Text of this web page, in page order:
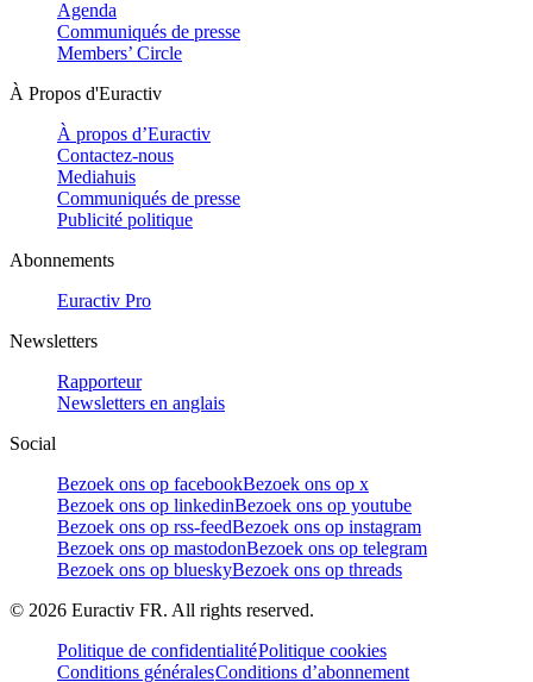
Agenda
Communiqués de presse
Members’ Circle
À Propos d'Euractiv
À propos d’Euractiv
Contactez-nous
Mediahuis
Communiqués de presse
Publicité politique
Abonnements
Euractiv Pro
Newsletters
Rapporteur
Newsletters en anglais
Social
Bezoek ons op facebookBezoek ons op x
Bezoek ons op linkedinBezoek ons op youtube
Bezoek ons op rss-feedBezoek ons op instagram
Bezoek ons op mastodonBezoek ons op telegram
Bezoek ons op blueskyBezoek ons op threads
© 2026 Euractiv FR. All rights reserved.
Politique de confidentialitéPolitique cookies
Conditions généralesConditions d’abonnement